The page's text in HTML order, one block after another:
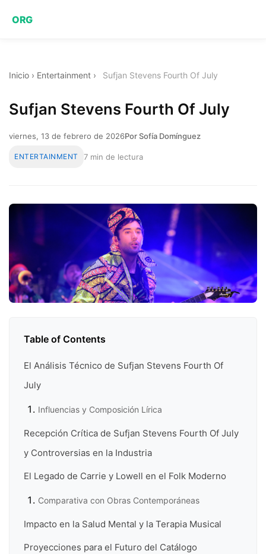
ORG
Inicio › Entertainment › Sufjan Stevens Fourth Of July
Sufjan Stevens Fourth Of July
viernes, 13 de febrero de 2026Por Sofía Domínguez
ENTERTAINMENT 7 min de lectura
Table of Contents
El Análisis Técnico de Sufjan Stevens Fourth Of
July
Influencias y Composición Lírica
Recepción Crítica de Sufjan Stevens Fourth Of July
y Controversias en la Industria
El Legado de Carrie y Lowell en el Folk Moderno
Comparativa con Obras Contemporáneas
Impacto en la Salud Mental y la Terapia Musical
Proyecciones para el Futuro del Catálogo